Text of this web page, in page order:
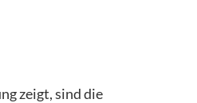
zeigt, sind die